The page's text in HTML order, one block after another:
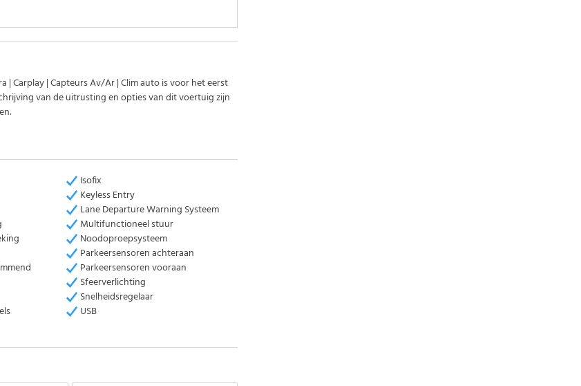
| Carplay | Capteurs Av/Ar | Clim auto is voor het eerst
van de uitrusting en opties van dit voertuig zijn
Isofix
Keyless Entry
Lane Departure Warning Systeem
Multifunctioneel stuur
Noodoproepsysteem
Parkeersensoren achteraan
Parkeersensoren vooraan
Sfeerverlichting
Snelheidsregelaar
USB